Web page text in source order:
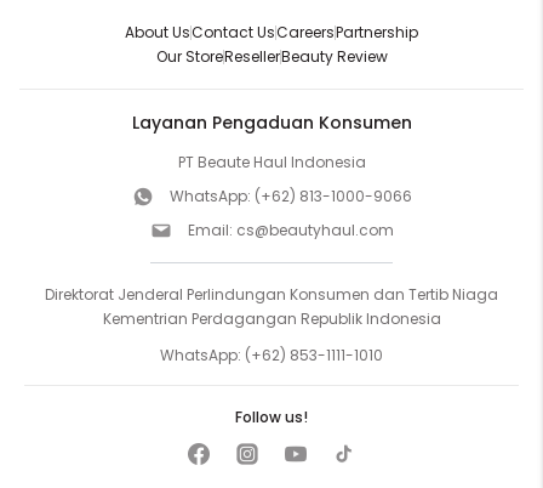
About UsContact UsCareersPartnership
Our StoreResellerBeauty Review
Layanan Pengaduan Konsumen
PT Beaute Haul Indonesia
WhatsApp: (+62) 813-1000-9066
Email: cs@beautyhaul.com
Direktorat Jenderal Perlindungan Konsumen dan Tertib Niaga
Kementrian Perdagangan Republik Indonesia
WhatsApp: (+62) 853-1111-1010
Follow us!